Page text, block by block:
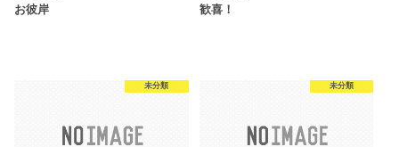
お彼岸
歓喜！
未分類 未分類